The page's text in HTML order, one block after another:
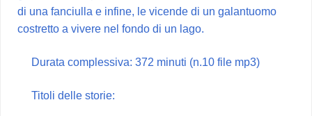
di una fanciulla e infine, le vicende di un galantuomo
costretto a vivere nel fondo di un lago.
Durata complessiva: 372 minuti (n.10 file mp3)
Titoli delle storie: